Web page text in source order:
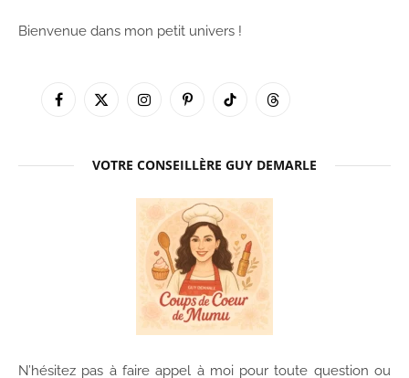
Bienvenue dans mon petit univers !
Facebook
X
InstagramPinterestTikTok Threads
VOTRE CONSEILLÈRE GUY DEMARLE
N’hésitez pas à faire appel à moi pour toute question ou